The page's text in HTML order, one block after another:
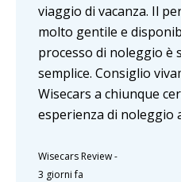
viaggio di vacanza. Il
molto gentile e
processo di noleggio è
semplice. Consiglio
Wisecars a chiunque
esperienza di noleggio
Wisecars Review-
3 giorni fa